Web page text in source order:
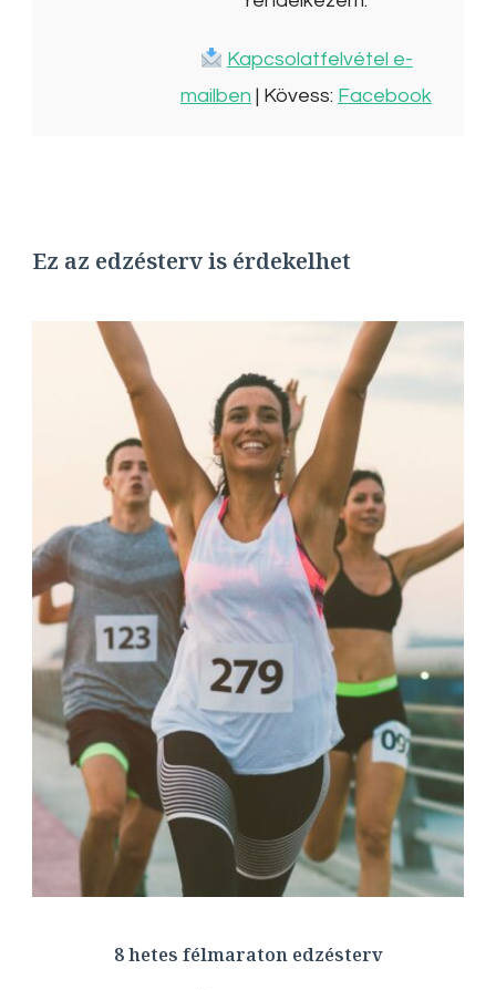
Kapcsolatfelvétel e-
mailben | Kövess: Facebook
Ez az edzésterv is érdekelhet
8 hetes félmaraton edzésterv